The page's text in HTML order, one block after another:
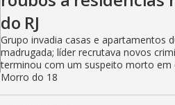
do RJ
Grupo invadia casas e apartamentos
madrugada; líder recrutava novos
terminou com um suspeito morto
Morro do 18